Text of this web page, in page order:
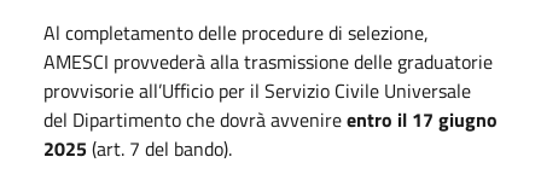
Al completamento delle procedure di selezione,
AMESCI provvederà alla trasmissione delle graduatorie
provvisorie all’Ufficio per il Servizio Civile Universale
del Dipartimento che dovrà avvenireentro il 17 giugno
2025(art. 7 del bando).